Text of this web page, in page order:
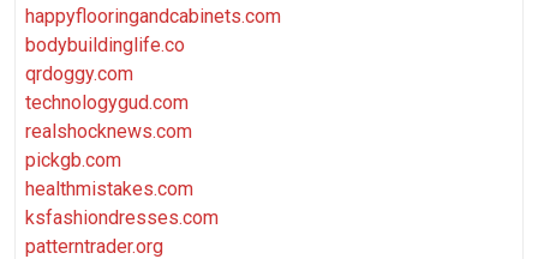
happyflooringandcabinets.com
bodybuildinglife.co
qrdoggy.com
technologygud.com
realshocknews.com
pickgb.com
healthmistakes.com
ksfashiondresses.com
patterntrader.org